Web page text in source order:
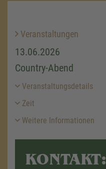
Veranstaltungen
13.06.2026
Country-Abend
Veranstaltungsdetails
Zeit
Weitere Informationen
KONTAKT: